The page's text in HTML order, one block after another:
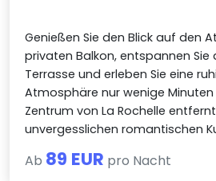
Genießen Sie den Blick auf den
privaten Balkon, entspannen Sie
Terrasse und erleben Sie eine
Atmosphäre nur wenige
Zentrum von La Rochelle
unvergesslichen romantischen
Ab 89 EUR pro Nacht